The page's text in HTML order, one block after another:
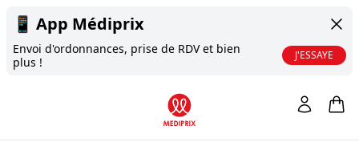
📱 App Médiprix
Envoi d'ordonnances, prise de RDV et bien
plus !
J'ESSAYE